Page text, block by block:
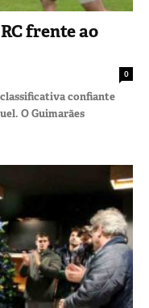
frente ao
0
confiante
O Guimarães